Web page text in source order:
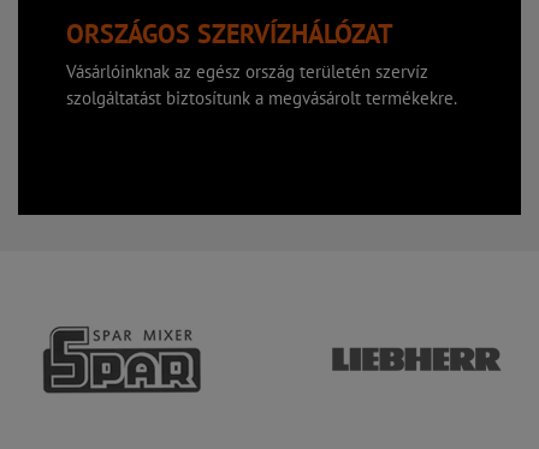
ORSZÁGOS SZERVÍZHÁLÓZAT
Vásárlóinknak az egész ország területén szervíz
szolgáltatást biztosítunk a megvásárolt termékekre.